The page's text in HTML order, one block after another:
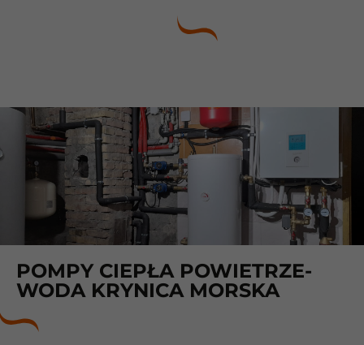
POMPY CIEPŁA POWIETRZE-
WODA KRYNICA MORSKA